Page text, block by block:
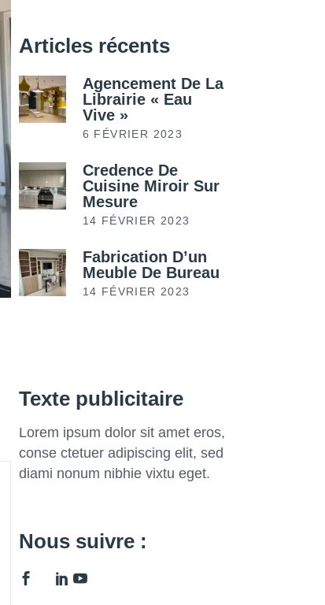
Articles récents
Agencement De La
Librairie « Eau
Vive »
6 FÉVRIER 2023
Credence De
Cuisine Miroir Sur
Mesure
14 FÉVRIER 2023
Fabrication D’un
Meuble De Bureau
14 FÉVRIER 2023
Texte publicitaire
Lorem ipsum dolor sit amet eros,
conse ctetuer adipiscing elit, sed
diami nonum nibhie vixtu eget.
Nous suivre :